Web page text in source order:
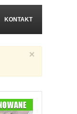
KONTAKT
×